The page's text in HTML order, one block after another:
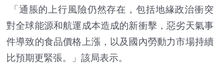
「通脹的上行風險仍然存在，包括地緣政治衝突
對全球能源和航運成本造成的新衝擊，惡劣天氣事
件導致的食品價格上漲，以及國內勞動力市場持續
比預期更緊張。」該局表示。